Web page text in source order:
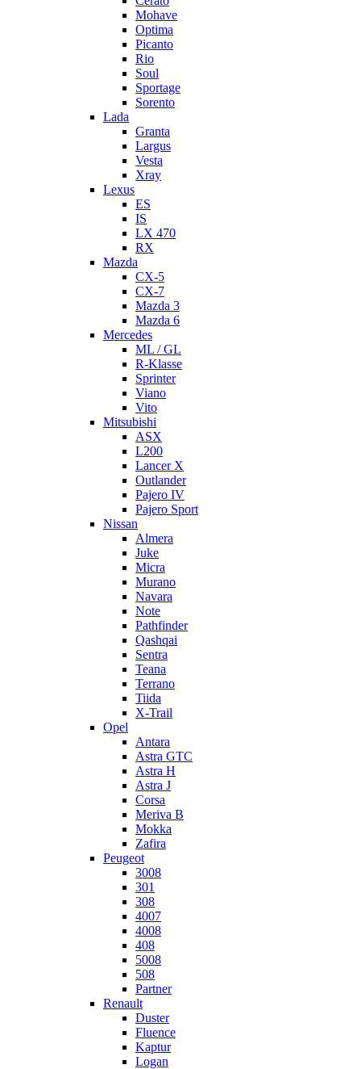
Mohave
Optima
Picanto
Rio
Soul
Sportage
Sorento
Lada
Granta
Largus
Vesta
Xray
Lexus
ES
IS
LX 470
RX
Mazda
CX-5
CX-7
Mazda 3
Mazda 6
Mercedes
ML / GL
R-Klasse
Sprinter
Viano
Vito
Mitsubishi
ASX
L200
Lancer X
Outlander
Pajero IV
Pajero Sport
Nissan
Almera
Juke
Micra
Murano
Navara
Note
Pathfinder
Qashqai
Sentra
Teana
Terrano
Tiida
X-Trail
Opel
Antara
Astra GTC
Astra H
Astra J
Corsa
Meriva B
Mokka
Zafira
Peugeot
3008
301
308
4007
4008
408
5008
508
Partner
Renault
Duster
Fluence
Kaptur
Logan